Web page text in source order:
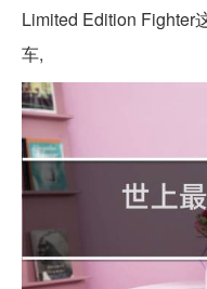
Limited Edition Fighter
车,